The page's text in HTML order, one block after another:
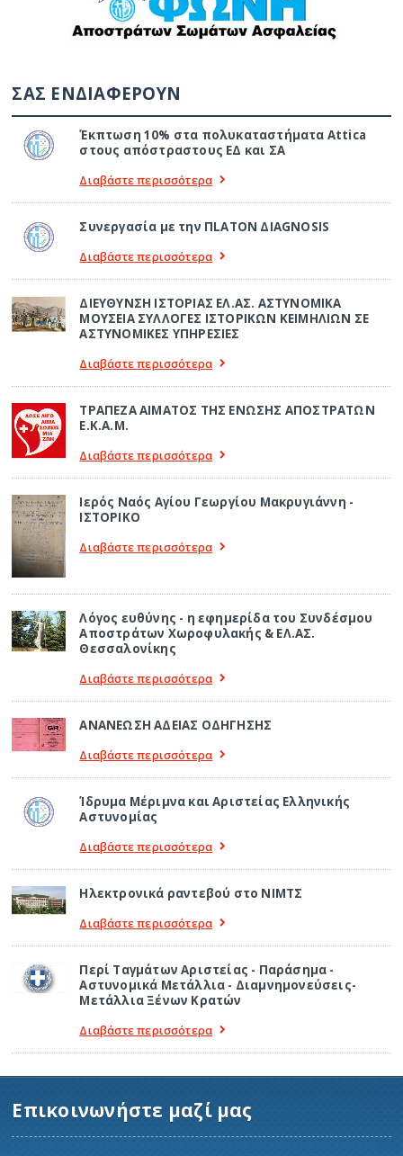
ΣΑΣ ΕΝΔΙΑΦΕΡΟΥΝ
Έκπτωση 10% στα πολυκαταστήματα Attica
στους απόστραστους ΕΔ και ΣΑ
Διαβάστε περισσότερα
Συνεργασία με την ΠLATON ΔIAGNOSIS
Διαβάστε περισσότερα
ΔΙΕΥΘΥΝΣΗ ΙΣΤΟΡΙΑΣ ΕΛ.ΑΣ. ΑΣΤΥΝΟΜΙΚΑ
ΜΟΥΣΕΙΑ ΣΥΛΛΟΓΕΣ ΙΣΤΟΡΙΚΩΝ ΚΕΙΜΗΛΙΩΝ ΣΕ
ΑΣΤΥΝΟΜΙΚΕΣ ΥΠΗΡΕΣΙΕΣ
Διαβάστε περισσότερα
ΤΡΑΠΕΖΑ ΑΙΜΑΤΟΣ ΤΗΣ ΕΝΩΣΗΣ ΑΠΟΣΤΡΑΤΩΝ
Ε.Κ.Α.Μ.
Διαβάστε περισσότερα
Ιερός Ναός Αγίου Γεωργίου Μακρυγιάννη -
ΙΣΤΟΡΙΚΟ
Διαβάστε περισσότερα
Λόγος ευθύνης - η εφημερίδα του Συνδέσμου
Αποστράτων Χωροφυλακής & ΕΛ.ΑΣ.
Θεσσαλονίκης
Διαβάστε περισσότερα
ΑΝΑΝΕΩΣΗ ΑΔΕΙΑΣ ΟΔΗΓΗΣΗΣ
Διαβάστε περισσότερα
Ίδρυμα Μέριμνα και Αριστείας Ελληνικής
Αστυνομίας
Διαβάστε περισσότερα
Ηλεκτρονικά ραντεβού στο ΝΙΜΤΣ
Διαβάστε περισσότερα
Περί Ταγμάτων Αριστείας - Παράσημα -
Αστυνομικά Μετάλλια - Διαμνημονεύσεις-
Μετάλλια Ξένων Κρατών
Διαβάστε περισσότερα
Επικοινωνήστε μαζί μας